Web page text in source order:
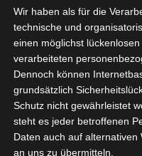
Akademie können
Vorteilen profitieren:
Exklusive
Zugang zu
selbständige
Wir haben als für die
technische und
einen möglichst
verarbeiteten
Dennoch können
grundsätzlich
Schutz nicht gewährleistet
steht es jeder betroffenen
Daten auch auf alternativen
an uns zu übermitteln.